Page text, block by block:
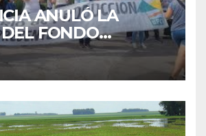
ANULÓ LA
FONDO
A EMPLEADOS DE
DE LA
DEL CHACO